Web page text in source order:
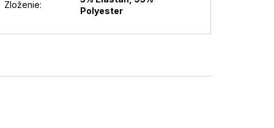
Zloženie:
Polyester